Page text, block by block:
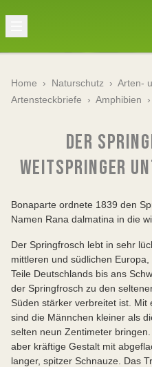
Home › Naturschutz › Arten-
Artensteckbriefe › Amphibien ›
DER
WEITSPRINGER
Bonaparte ordnete 1839 den
Namen Rana dalmatina in die
Der Springfrosch lebt in sehr
mittleren und südlichen
Teile Deutschlands bis ans
der Springfrosch zu den
Süden stärker verbreitet ist.
sind die Männchen kleiner als
selten neun Zentimeter
aber kräftige Gestalt mit
langer, spitzer Schnauze. Das